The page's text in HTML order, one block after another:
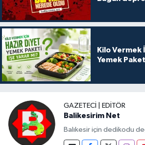
Kilo Vermek
Yemek
GAZETECI | EDITÖR
Balikesirim Net
Balıkesir için dedikodu